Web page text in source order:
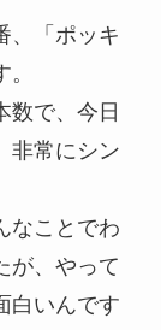
、「ポッキ
数で、今日
非常にシン
なことでわ
が、やって
白いんです